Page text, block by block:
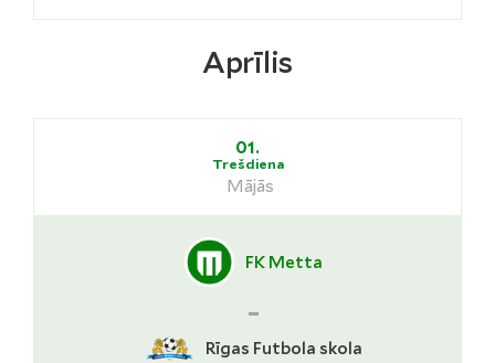
Aprīlis
01.
Trešdiena
Mājās
FK Metta
-
Rīgas Futbola skola